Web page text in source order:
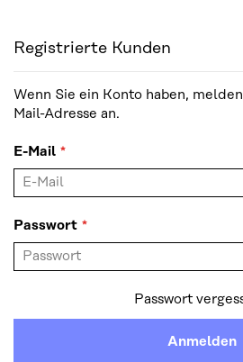
Registrierte Kunden
Wenn Sie ein Konto haben,
Mail-Adresse an.
E-Mail
Passwort
Passwort
Anmelden